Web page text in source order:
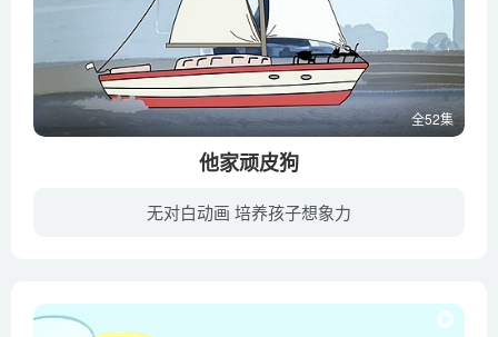
全52集
他家顽皮狗
无对白动画 培养孩子想象力